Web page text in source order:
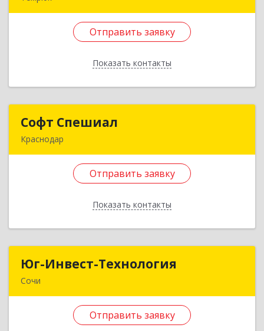
Отправить заявку
Показать контакты
Темрюк г, Калинина ул, дом № 8, оф.4
Софт Спешиал
Краснодар
Отправить заявку
Показать контакты
Чекистов пр-кт, дом № 31, кв.37
Юг-Инвест-Технология
Сочи
Отправить заявку
Юг-Инвест-Технология
ул, дом № 23А, пом.29